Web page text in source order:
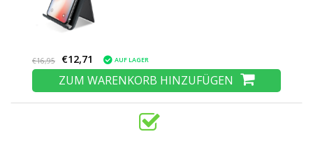
€16,95 €12,71 AUF LAGER
ZUM WARENKORB HINZUFÜGEN